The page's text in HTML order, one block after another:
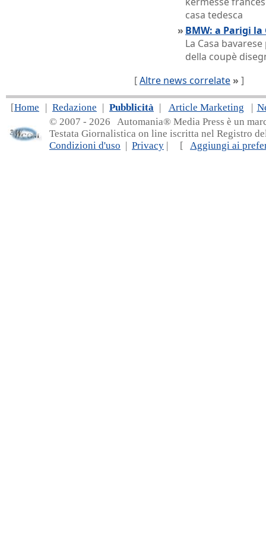
casa tedesca
» BMW: a Parigi la
La Casa
della coupè
[Altre news correlate » ]
[Home | Redazione | Pubblicità | Article Marketing |
© 2007 - 2026 Automania® Media Press è un
Testata Giornalistica on line iscritta nel Registro
Condizioni d'uso | Privacy | [ Aggiungi ai